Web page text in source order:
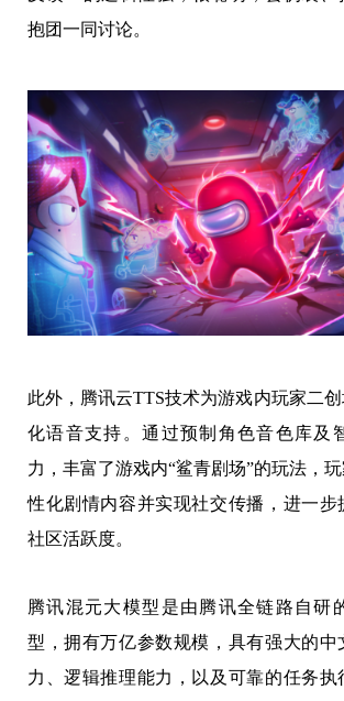
抱团一同讨论。
此外，腾讯云TTS技术为游戏内玩家二
化语音支持。通过预制角色音色库及
力，丰富了游戏内“鲨青剧场”的玩法，
性化剧情内容并实现社交传播，进一步
社区活跃度。
腾讯混元大模型是由腾讯全链路自研
型，拥有万亿参数规模，具有强大的中
力、逻辑推理能力，以及可靠的任务执